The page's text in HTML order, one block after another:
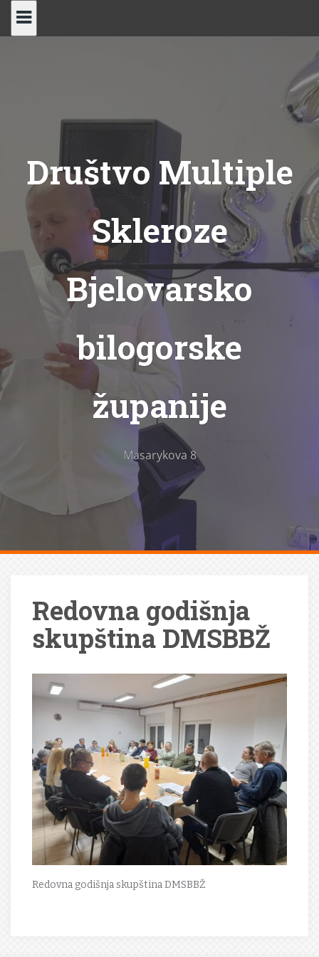
Skip
Društvo Multiple
Skleroze
Bjelovarsko
bilogorske
županije
Masarykova 8
Redovna godišnja
skupština DMSBBŽ
Redovna godišnja skupština DMSBBŽ